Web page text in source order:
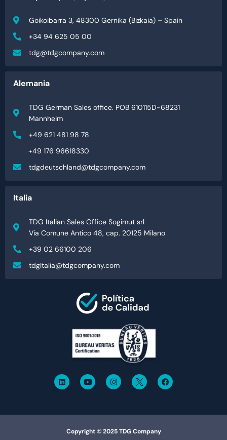
Goikoibarra 3, 48300 Gernika (Bizkaia) – Spain
+34 94 625 05 00
tdg@tdgcompany.com
Alemania
TDG German Sales office. POB 610115D-68231
Mannheim
+49 621 481 98 78
+49 176 96618330
tdgdeutschland@tdgcompany.com
Italia
TDG Italian Sales Office Sogimut srl
Via Comune Antico 48, cap. 20125 Milano
+39 02 66100 206
tdgItalia@tdgcompany.com
Copyright © 2025 TDG Company